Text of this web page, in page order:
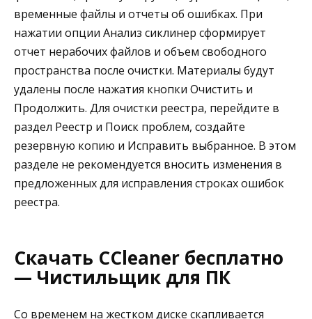
временные файлы и отчеты об ошибках. При
нажатии опции Анализ сиклинер сформирует
отчет нерабочих файлов и объем свободного
пространства после очистки. Материалы будут
удалены после нажатия кнопки Очистить и
Продолжить. Для очистки реестра, перейдите в
раздел Реестр и Поиск проблем, создайте
резервную копию и Исправить выбранное. В этом
разделе не рекомендуется вносить изменения в
предложенных для исправления строках ошибок
реестра.
Скачать CCleaner бесплатно
— Чистильщик для ПК
Со временем на жестком диске скапливается